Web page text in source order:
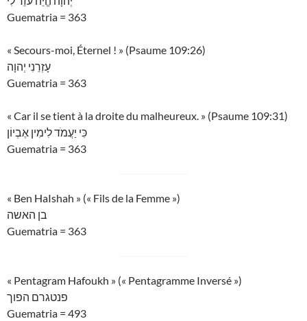
Guematria = 363
« Secours-moi, Éternel ! » (Psaume 109:26)
עָזְרֵנִי יְהוָה
Guematria = 363
« Car il se tient à la droite du malheureux. » (Psaume 109:31)
כִּי יַעֲמֹד לִימִין אֶבְיוֹן
Guematria = 363
« Ben HaIshah » (« Fils de la Femme »)
בן האשה
Guematria = 363
« Pentagram Hafoukh » (« Pentagramme Inversé »)
פנטגרם הפוך
Guematria = 493